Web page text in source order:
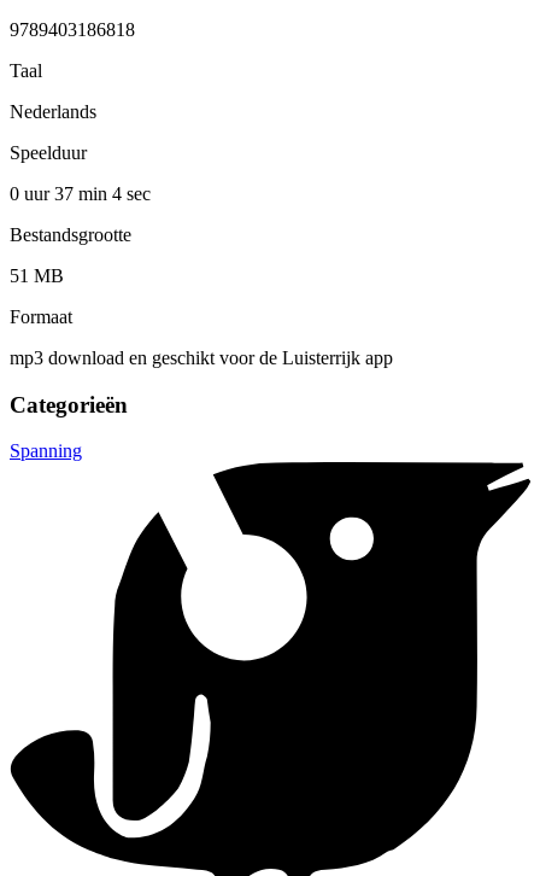
9789403186818
Taal
Nederlands
Speelduur
0 uur 37 min 4 sec
Bestandsgrootte
51 MB
Formaat
mp3 download en geschikt voor de Luisterrijk app
Categorieën
Spanning